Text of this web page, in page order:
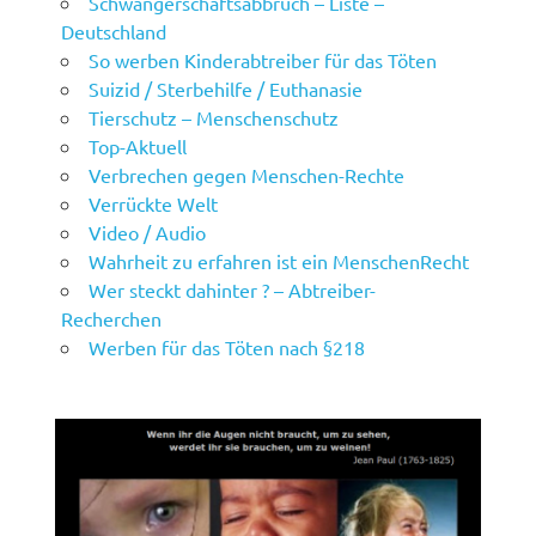
Deutschland
So werben Kinderabtreiber für das Töten
Suizid / Sterbehilfe / Euthanasie
Tierschutz – Menschenschutz
Top-Aktuell
Verbrechen gegen Menschen-Rechte
Verrückte Welt
Video / Audio
Wahrheit zu erfahren ist ein MenschenRecht
Wer steckt dahinter ? – Abtreiber-
Recherchen
Werben für das Töten nach §218